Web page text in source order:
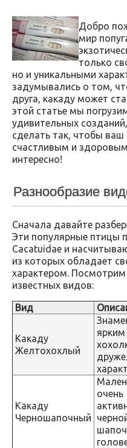
Добро
мир
только
но и уникальными
задумывались о том,
друга, какаду может
этой статье мы
удивительных
сделать так, чтобы
счастливым и
интересно!
Разнообразие
Сначала давайте
Эти популярные птицы
Cacatuidae и
из которых обладает
характером. Посмотрим
известных видов:
Вид
Какаду
Желтохохлый
Какаду
Черношапочный
очень